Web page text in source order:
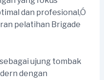
dan profesional,Ó
pelatihan Brigade
ujung tombak
dengan